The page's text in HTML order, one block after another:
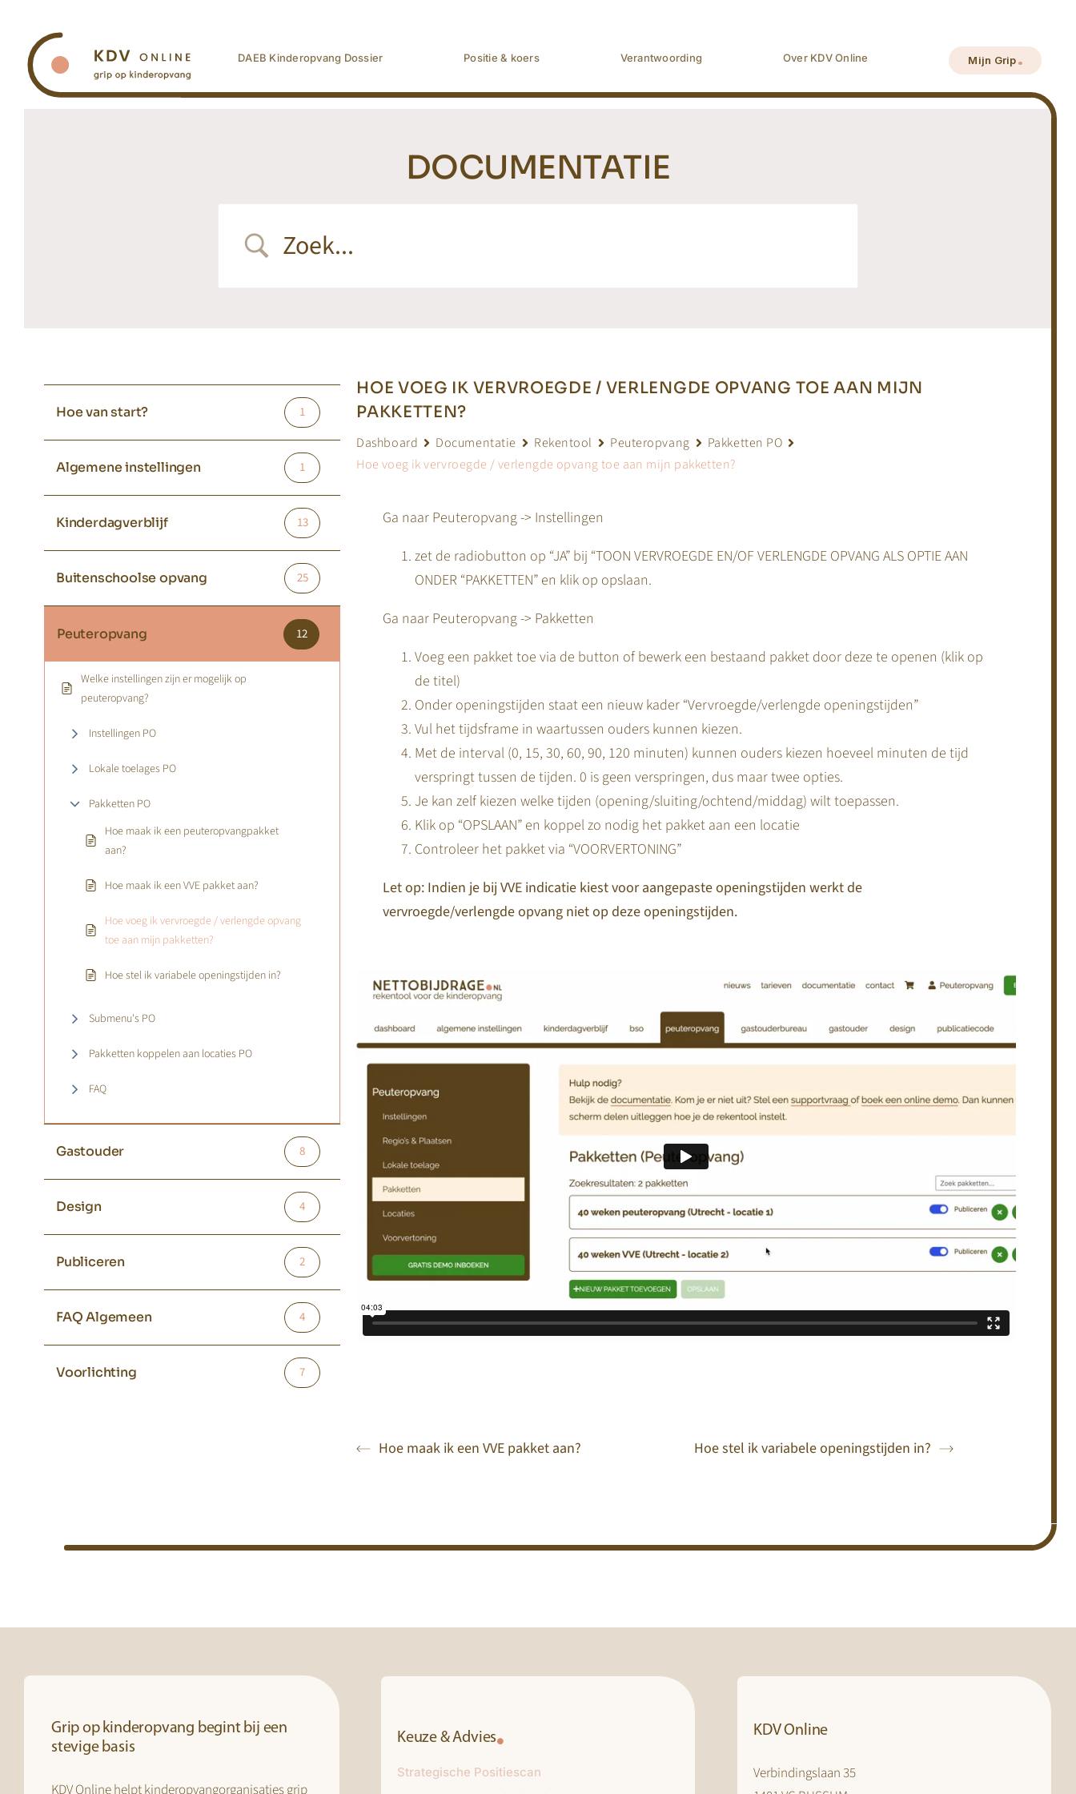
inhoud
DAEB Kinderopvang Dossier Positie & koers Verantwoording Over KDV Online Mijn Grip
DOCUMENTATIE
Hoe van start? 1
Algemene instellingen 1
Kinderdagverblijf 13
Buitenschoolse opvang 25
Peuteropvang 12
Welke instellingen zijn er mogelijk op
peuteropvang?
Instellingen PO
Lokale toelages PO
Pakketten PO
Hoe maak ik een peuteropvangpakket
aan?
Hoe maak ik een VVE pakket aan?
Hoe voeg ik vervroegde / verlengde opvang
toe aan mijn pakketten?
Hoe stel ik variabele openingstijden in?
Submenu's PO
Pakketten koppelen aan locaties PO
FAQ
Gastouder 8
Design 4
Publiceren 2
FAQ Algemeen 4
Voorlichting 7
HOE VOEG IK VERVROEGDE / VERLENGDE OPVANG TOE AAN MIJN
PAKKETTEN?
Dashboard Documentatie Rekentool Peuteropvang
Pakketten PO
Hoe voeg ik vervroegde / verlengde opvang toe aan mijn pakketten?
Ga naar Peuteropvang -> Instellingen
zet de radiobutton op “JA” bij “TOON VERVROEGDE EN/OF VERLENGDE OPVANG ALS OPTIE AAN
ONDER “PAKKETTEN” en klik op opslaan.
Ga naar Peuteropvang -> Pakketten
Voeg een pakket toe via de button of bewerk een bestaand pakket door deze te openen (klik op
de titel)
Onder openingstijden staat een nieuw kader “Vervroegde/verlengde openingstijden”
Vul het tijdsframe in waartussen ouders kunnen kiezen.
Met de interval (0, 15, 30, 60, 90, 120 minuten) kunnen ouders kiezen hoeveel minuten de tijd
verspringt tussen de tijden. 0 is geen verspringen, dus maar twee opties.
Je kan zelf kiezen welke tijden (opening/sluiting/ochtend/middag) wilt toepassen.
Klik op “OPSLAAN” en koppel zo nodig het pakket aan een locatie
Controleer het pakket via “VOORVERTONING”
Let op: Indien je bij VVE indicatie kiest voor aangepaste openingstijden werkt de
vervroegde/verlengde opvang niet op deze openingstijden.
Hoe maak ik een VVE pakket aan? Hoe stel ik variabele openingstijden in?
Grip op kinderopvang begint bij een
stevige basis
Keuze & Advies
Strategische Positiescan
KDV Online
Verbindingslaan 35